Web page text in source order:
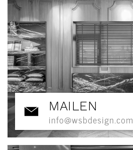
MAILEN
info@wsbdesign.com